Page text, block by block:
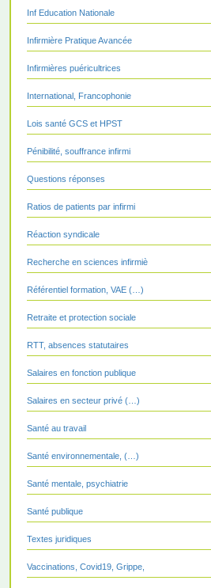
Inf Education Nationale
Infirmière Pratique Avancée
Infirmières puéricultrices
International, Francophonie
Lois santé GCS et HPST
Pénibilité, souffrance infirmi
Questions réponses
Ratios de patients par infirmi
Réaction syndicale
Recherche en sciences infirmiè
Référentiel formation, VAE (…)
Retraite et protection sociale
RTT, absences statutaires
Salaires en fonction publique
Salaires en secteur privé (…)
Santé au travail
Santé environnementale, (…)
Santé mentale, psychiatrie
Santé publique
Textes juridiques
Vaccinations, Covid19, Grippe,